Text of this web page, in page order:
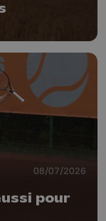
08/07/2026
pour